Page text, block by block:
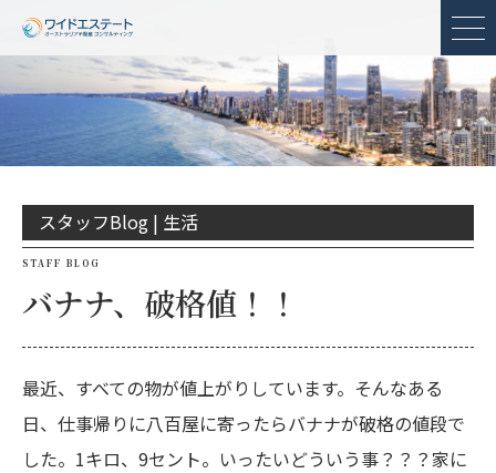
メ
スタッフBlog | 生活
STAFF BLOG
バナナ、破格値！！
最近、すべての物が値上がりしています。そんなある
日、仕事帰りに八百屋に寄ったらバナナが破格の値段で
した。1キロ、9セント。いったいどういう事？？？家に